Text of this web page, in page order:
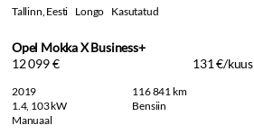
Tallinn, Eesti Longo Kasutatud
Opel Mokka X Business+
12 099 €
131 €/kuus
2019
116 841 km
1.4, 103 kW
Bensiin
Manuaal